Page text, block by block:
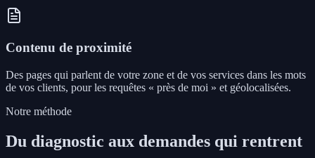
Contenu de proximité
Des pages qui parlent de votre zone et de vos services dans les mots
de vos clients, pour les requêtes « près de moi » et géolocalisées.
Notre méthode
Du diagnostic aux demandes qui rentrent